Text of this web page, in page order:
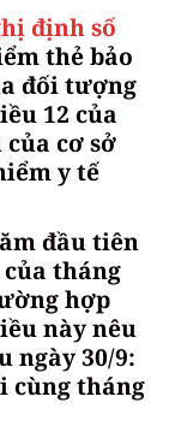
định số
thẻ bảo
đối tượng
12 của
cơ sở
y tế
đầu tiên
tháng
hợp
này nêu
ngày 30/9:
cùng tháng